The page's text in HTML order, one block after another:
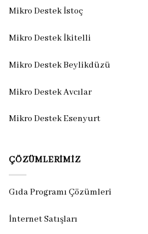
Mikro Destek İstoç
Mikro Destek İkitelli
Mikro Destek Beylikdüzü
Mikro Destek Avcılar
Mikro Destek Esenyurt
ÇÖZÜMLERIMIZ
Gıda Programı Çözümleri
İnternet Satışları